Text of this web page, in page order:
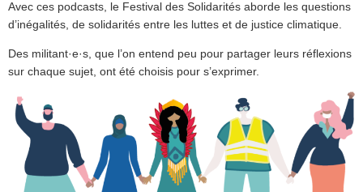
Avec ces podcasts, le Festival des Solidarités aborde les questions
d’inégalités, de solidarités entre les luttes et de justice climatique.
Des militant·e·s, que l’on entend peu pour partager leurs réflexions
sur chaque sujet, ont été choisis pour s’exprimer.